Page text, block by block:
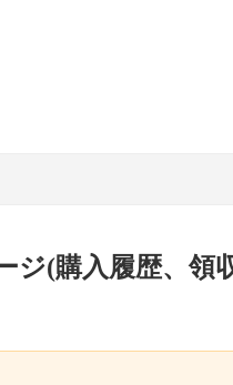
ジ(購入履歴、領